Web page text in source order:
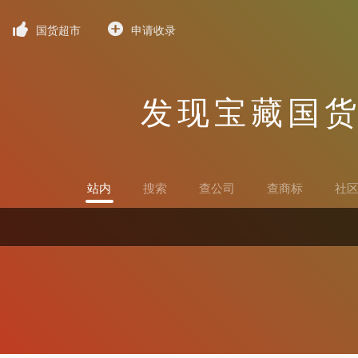
国货超市 申请收录
发现宝藏国
站内 搜索 查公司 查商标 社区